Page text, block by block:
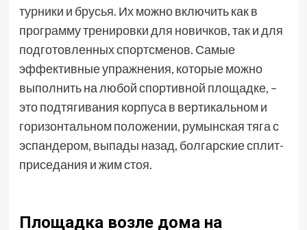
турники и брусья. Их можно включить как в
программу тренировки для новичков, так и для
подготовленных спортсменов. Самые
эффективные упражнения, которые можно
выполнить на любой спортивной площадке, –
это подтягивания корпуса в вертикальном и
горизонтальном положении, румынская тяга с
эспандером, выпады назад, болгарские сплит-
приседания и жим стоя.
Площадка возле дома на